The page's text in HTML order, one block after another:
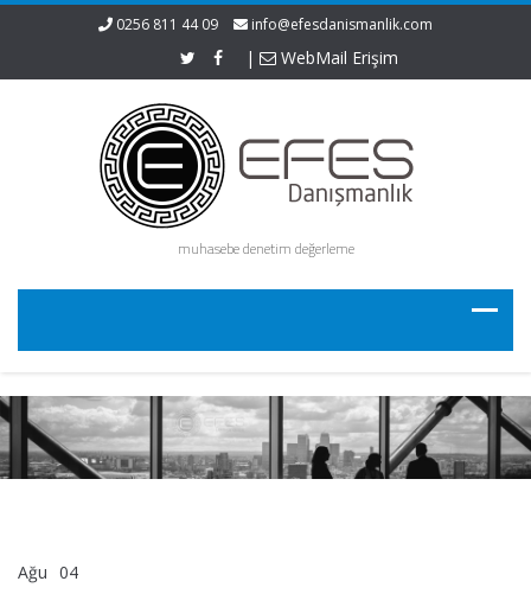
0256 811 44 09 info@efesdanismanlik.com
| WebMail Erişim
muhasebe denetim değerleme
Ağu 04